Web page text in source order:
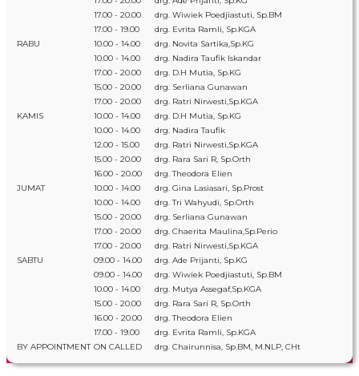
17.00 - 20.00
drg. Wiwiek Poedjiastuti, Sp.BM
17.00 - 19.00
drg. Evrita Ramli, Sp.KGA
RABU
10.00 - 14.00
drg. Novita Sartika,Sp.KG
10.00 - 14.00
drg. Nadira Taufik Iskandar
17.00 - 20.00
drg. D.H Mutia, Sp.KG
15.00 - 20.00
drg. Serliana Gunawan
17.00 - 20.00
drg. Ratri Nirwesti,Sp.KGA
KAMIS
10.00 - 14.00
drg. D.H Mutia, Sp.KG
10.00 - 14.00
drg. Nadira Taufik
12.00 - 15.00
drg. Ratri Nirwesti,Sp.KGA
15.00 - 20.00
drg. Rara Sari R, Sp.Orth
16.00 - 20.00
drg. Theodora Elien
JUMAT
10.00 - 14.00
drg. Gina Lasiasari, Sp.Prost
10.00 - 14.00
drg. Tri Wahyudi, Sp.Orth
15.00 - 20.00
drg. Serliana Gunawan
17.00 - 20.00
drg. Chaerita Maulina,Sp.Perio
17.00 - 20.00
drg. Ratri Nirwesti,Sp.KGA
SABTU
09.00 - 14.00
drg. Ade Prijanti, Sp.KG
09.00 - 14.00
drg. Wiwiek Poedjiastuti, Sp.BM
10.00 - 14.00
drg. Mutya Assegaf,Sp.KGA
15.00 - 20.00
drg. Rara Sari R, Sp.Orth
16.00 - 20.00
drg. Theodora Elien
17.00 - 19.00
drg. Evrita Ramli, Sp.KGA
BY APPOINTMENT ON CALLED drg. Chairunnisa, Sp.BM, M.NLP, CHt